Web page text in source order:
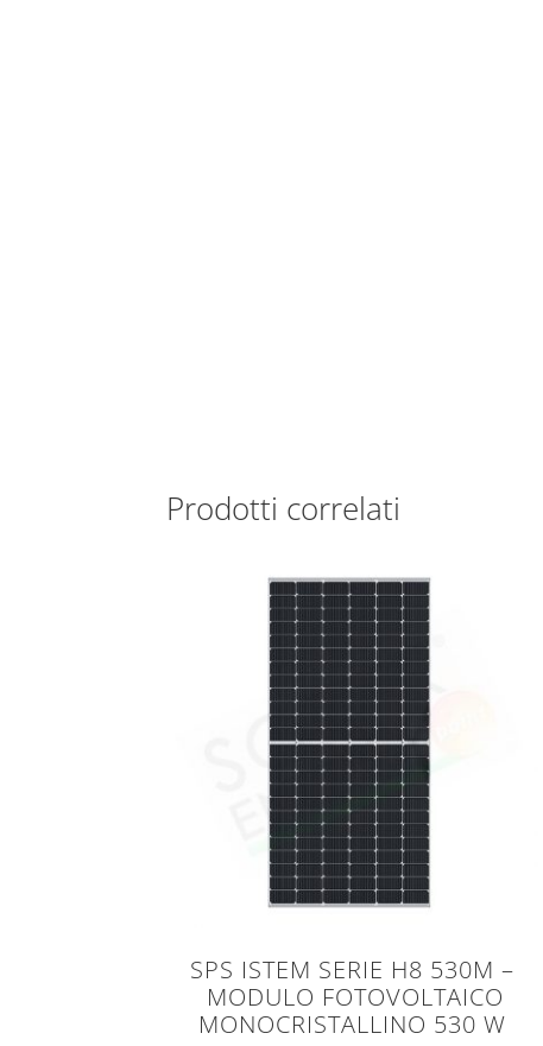
Prodotti correlati
SPS ISTEM SERIE H8 530M –
MODULO FOTOVOLTAICO
MONOCRISTALLINO 530 W